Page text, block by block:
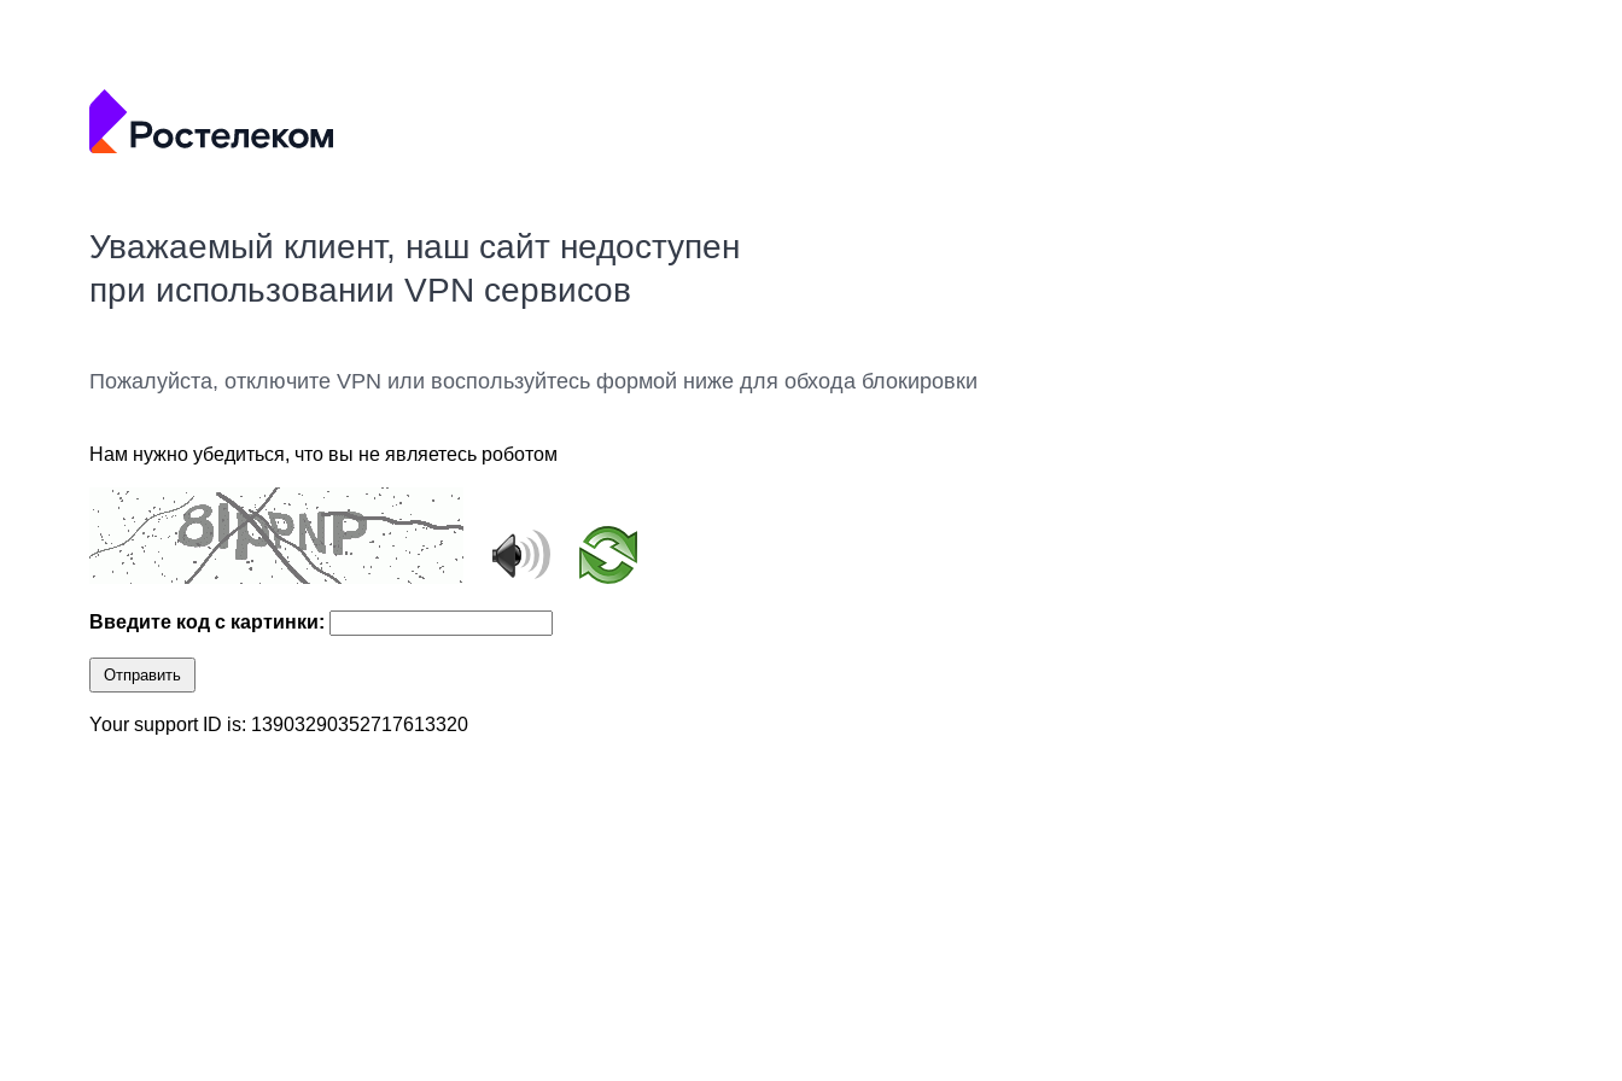
Уважаемый клиент, наш сайт недоступен
при использовании VPN сервисов
Пожалуйста, отключите VPN или воспользуйтесь формой ниже для обхода блокировки
Нам нужно убедиться, что вы не являетесь роботом
Введите код с картинки:
Отправить
Your support ID is: 13903290352717613320